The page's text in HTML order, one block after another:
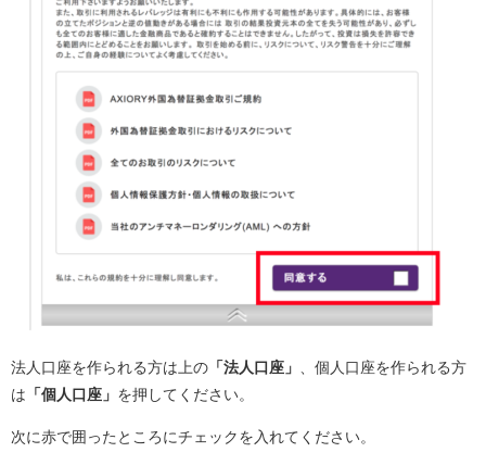
法人口座を作られる方は上の 「法人口座」
、個人口座を作られる方
は 「個人口座」 を押してください。
次に赤で囲ったところにチェックを入れてください。